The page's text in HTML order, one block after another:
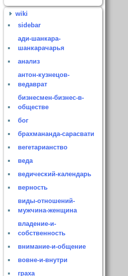
wiki
sidebar
ади-шанкара-
шанкарачарья
анализ
антон-кузнецов-
ведаврат
бизнесмен-бизнес-в-
обществе
бог
брахмананда-сарасвати
вегетарианство
веда
ведический-календарь
верность
виды-отношений-
мужчина-женщина
владение-и-
собственность
внимание-и-общение
вовне-и-внутри
граха